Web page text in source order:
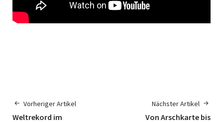
Vorheriger Artikel
Weltrekord im
Nächster Artikel
Von Arschkarte bis